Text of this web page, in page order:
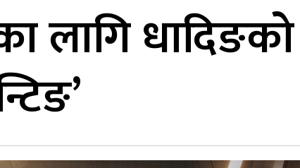
लागि धादिङको